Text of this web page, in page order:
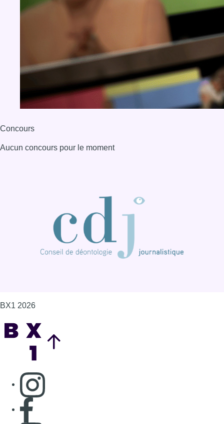
Concours
Aucun concours pour le moment
BX1 2026
Consulter page Instagram
Consulter page Facebook